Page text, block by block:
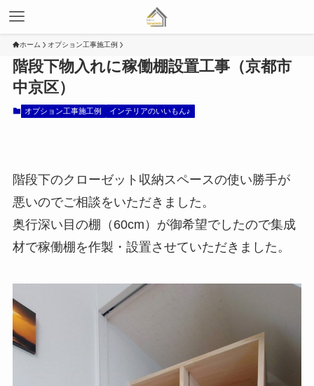
ホーム オプション工事施工例
階段下物入れに稼働棚設置工事（京都市
中京区）
オプション工事施工例 インテリアのいいもん♪
階段下のクローゼット収納スペースの使い勝手が
悪いのでご相談をいただきました。
奥行深い目の棚（60cm）が御希望でしたので集成
材で稼働棚を作製・設置させていただきました。